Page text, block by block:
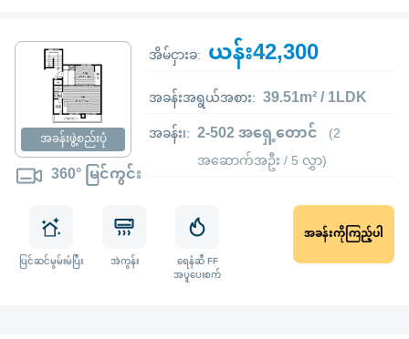
အခန်းဖွဲ့စည်းပုံ
360° မြင်ကွင်း
အိမ်ငှားခ: ယန်း42,300
အခန်းအရွယ်အစား: 39.51m² / 1LDK
အခန်း၊: 2-502 အရှေ့တောင် (2
အဆောက်အဦး / 5 လွှာ)
ပြင်ဆင်မွမ်းမံပြီး အဲကွန်း ရေနံဆီ FF
အပူပေးစက်
အခန်းကိုကြည့်ပါ